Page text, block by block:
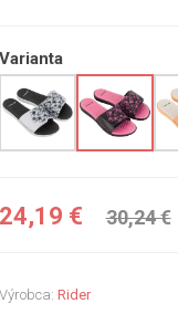
Varianta
24,19 € 30,24 €
Výrobca: Rider